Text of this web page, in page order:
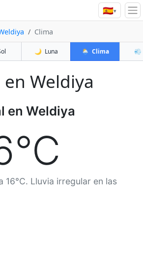
🇪🇸▾
Clima
🌙 Luna 🌦️ Clima 💨
Weldiya
en Weldiya
16°C. Lluvia irregular en las